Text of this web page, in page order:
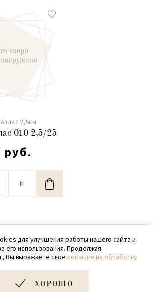
2,5см
010 2,5/25
руб.
© 2020 - 2026 SamPack
+ 7 (918) 699-97-87
zakaz@sampack.store
и разработка сайта
для улучшения работы нашего сайта и
его использования. Продолжая
Вы выражаете своё согласие на обработку
ХОРОШО